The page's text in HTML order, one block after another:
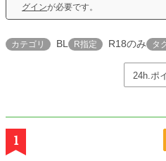
グインが必要です。
カテゴリ BL R指定 R18のみ タ
1